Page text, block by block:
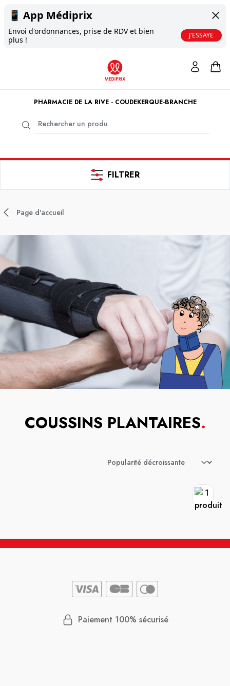
📱 App Médiprix
Envoi d'ordonnances, prise de RDV et bien
plus !
J'ESSAYE
PHARMACIE DE LA RIVE - COUDEKERQUE-BRANCHE
FILTRER
Page d'accueil
COUSSINS PLANTAIRES.
Paiement 100% sécurisé